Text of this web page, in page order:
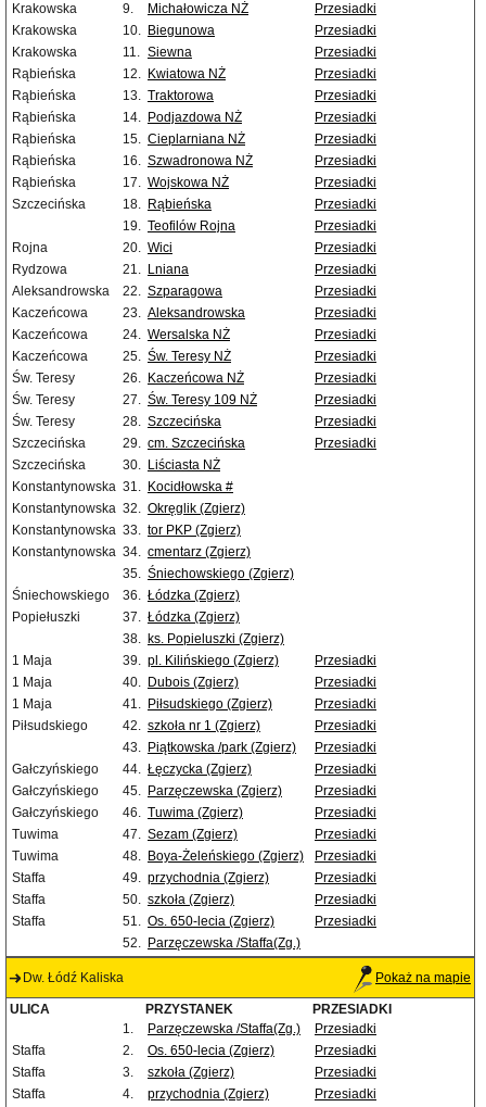
Krakowska
9. Michałowicza NŻ
Przesiadki
Krakowska
10. Biegunowa
Przesiadki
Krakowska
11. Siewna
Przesiadki
Rąbieńska
12. Kwiatowa NŻ
Przesiadki
Rąbieńska
13. Traktorowa
Przesiadki
Rąbieńska
14. Podjazdowa NŻ
Przesiadki
Rąbieńska
15. Cieplarniana NŻ
Przesiadki
Rąbieńska
16. Szwadronowa NŻ
Przesiadki
Rąbieńska
17. Wojskowa NŻ
Przesiadki
Szczecińska
18. Rąbieńska
Przesiadki
19. Teofilów Rojna
Przesiadki
Rojna
20. Wici
Przesiadki
Rydzowa
21. Lniana
Przesiadki
Aleksandrowska
22. Szparagowa
Przesiadki
Kaczeńcowa
23. Aleksandrowska
Przesiadki
Kaczeńcowa
24. Wersalska NŻ
Przesiadki
Kaczeńcowa
25. Św. Teresy NŻ
Przesiadki
Św. Teresy
26. Kaczeńcowa NŻ
Przesiadki
Św. Teresy
27. Św. Teresy 109 NŻ
Przesiadki
Św. Teresy
28. Szczecińska
Przesiadki
Szczecińska
29. cm. Szczecińska
Przesiadki
Szczecińska
30. Liściasta NŻ
Konstantynowska 31. Kocidłowska #
Konstantynowska 32. Okręglik (Zgierz)
Konstantynowska 33. tor PKP (Zgierz)
Konstantynowska 34. cmentarz (Zgierz)
35. Śniechowskiego (Zgierz)
Śniechowskiego
36. Łódzka (Zgierz)
Popiełuszki
37. Łódzka (Zgierz)
38. ks. Popieluszki (Zgierz)
1 Maja
39. pl. Kilińskiego (Zgierz)
Przesiadki
1 Maja
40. Dubois (Zgierz)
Przesiadki
1 Maja
41. Piłsudskiego (Zgierz)
Przesiadki
Piłsudskiego
42. szkoła nr 1 (Zgierz)
Przesiadki
43. Piątkowska /park (Zgierz)
Przesiadki
Gałczyńskiego
44. Łęczycka (Zgierz)
Przesiadki
Gałczyńskiego
45. Parzęczewska (Zgierz)
Przesiadki
Gałczyńskiego
46. Tuwima (Zgierz)
Przesiadki
Tuwima
47. Sezam (Zgierz)
Przesiadki
Tuwima
48. Boya-Żeleńskiego (Zgierz)
Przesiadki
Staffa
49. przychodnia (Zgierz)
Przesiadki
Staffa
50. szkoła (Zgierz)
Przesiadki
Staffa
51. Os. 650-lecia (Zgierz)
Przesiadki
52. Parzęczewska /Staffa(Zg.)
Dw. Łódź Kaliska Pokaż na mapie
ULICA PRZYSTANEK
PRZESIADKI
1.
Parzęczewska /Staffa(Zg.)
Przesiadki
Staffa
2. Os. 650-lecia (Zgierz)
Przesiadki
Staffa
3. szkoła (Zgierz)
Przesiadki
Staffa
4. przychodnia (Zgierz)
Przesiadki